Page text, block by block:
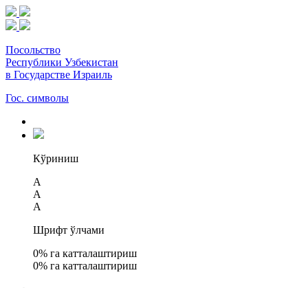
Посольство
Республики Узбекистан
в Государстве Израиль
Гос. символы
Кўриниш
A
A
A
Шрифт ўлчами
0% га катталаштириш
0% га катталаштириш